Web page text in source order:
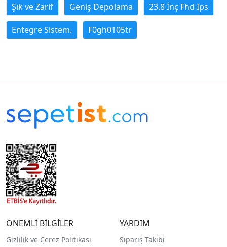
Şık ve Zarif Geniş Depolama 23.8 İnç Fhd Ips
Entegre Sistem. F0gh0105tr
ÖNEMLİ BİLGİLER
Gizlilik ve Çerez Politikası
YARDIM
Sipariş Takibi